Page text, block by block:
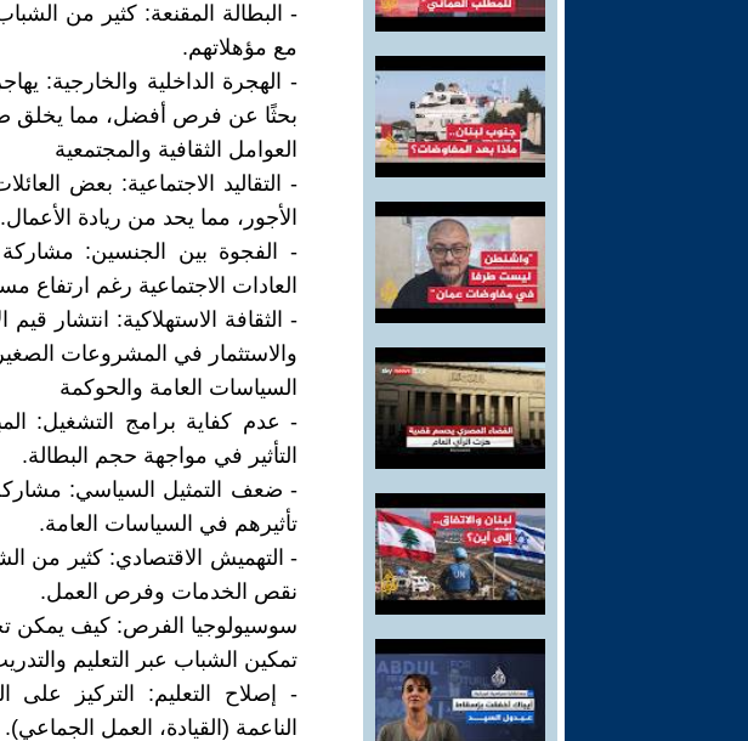
- البطالة المقنعة: كثير من
مع مؤهلاتهم.
- الهجرة الداخلية والخارجية:
بحثًا عن فرص أفضل، مما يخلق
العوامل الثقافية والمجتمعية
- التقاليد الاجتماعية: بعض
الأجور، مما يحد من ريادة الأعمال.
- الفجوة بين الجنسين:
العادات الاجتماعية رغم ارتفاع
- الثقافة الاستهلاكية: انتشار
والاستثمار في المشروعات
السياسات العامة والحوكمة
- عدم كفاية برامج التشغيل:
التأثير في مواجهة حجم البطالة.
- ضعف التمثيل السياسي:
تأثيرهم في السياسات العامة.
- التهميش الاقتصادي: كثير من
نقص الخدمات وفرص العمل.
سوسيولوجيا الفرص: كيف يمكن
تمكين الشباب عبر التعليم
- إصلاح التعليم: التركيز على
الناعمة (القيادة، العمل الجماعي).